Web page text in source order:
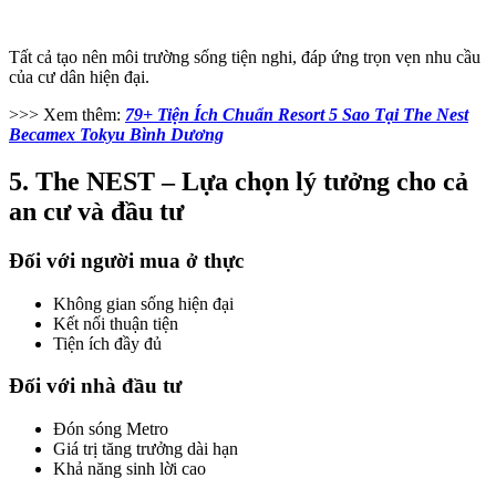
Tất cả tạo nên môi trường sống tiện nghi, đáp ứng trọn vẹn nhu cầu
của cư dân hiện đại.
>>> Xem thêm: 79+ Tiện Ích Chuẩn Resort 5 Sao Tại The Nest
Becamex Tokyu Bình Dương
5. The NEST – Lựa chọn lý tưởng cho cả
an cư và đầu tư
Đối với người mua ở thực
Không gian sống hiện đại
Kết nối thuận tiện
Tiện ích đầy đủ
Đối với nhà đầu tư
Đón sóng Metro
Giá trị tăng trưởng dài hạn
Khả năng sinh lời cao